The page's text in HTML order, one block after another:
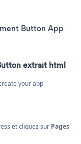
Button App
extrait html
your app
et cliquez sur Pages